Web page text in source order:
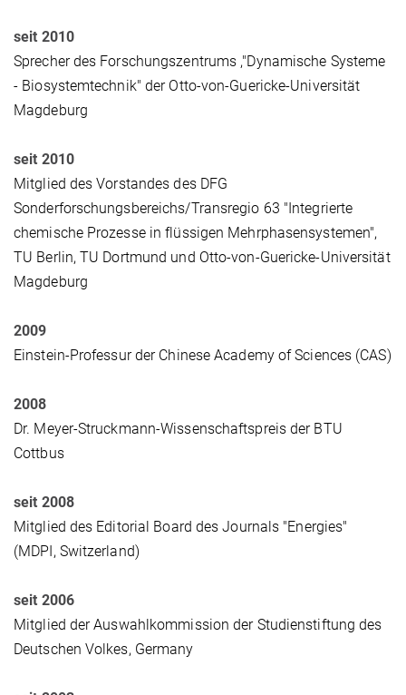
seit 2010
Sprecher des Forschungszentrums ,"Dynamische Systeme
- Biosystemtechnik" der Otto-von-Guericke-Universität
Magdeburg
seit 2010
Mitglied des Vorstandes des DFG
Sonderforschungsbereichs/Transregio 63 "Integrierte
chemische Prozesse in flüssigen Mehrphasensystemen",
TU Berlin, TU Dortmund und Otto-von-Guericke-Universität
Magdeburg
2009
Einstein-Professur der Chinese Academy of Sciences (CAS)
2008
Dr. Meyer-Struckmann-Wissenschaftspreis der BTU
Cottbus
seit 2008
Mitglied des Editorial Board des Journals "Energies"
(MDPI, Switzerland)
seit 2006
Mitglied der Auswahlkommission der Studienstiftung des
Deutschen Volkes, Germany